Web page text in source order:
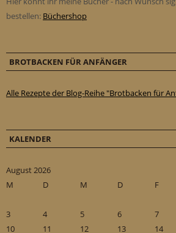
bestellen: Büchershop
BROTBACKEN FÜR ANFÄNGER
Alle Rezepte der Blog-Reihe "Brotbacken für
KALENDER
August 2026
M
D M D F
3
4 5 6 7
10
11 12 13 14